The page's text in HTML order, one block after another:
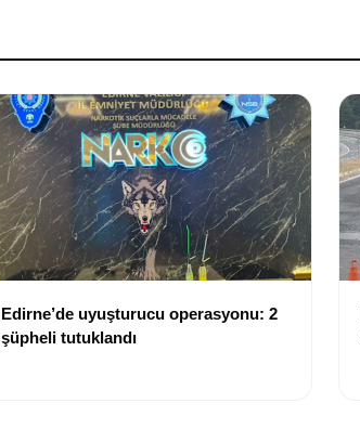
Edirne’de uyuşturucu operasyonu: 2
şüpheli tutuklandı